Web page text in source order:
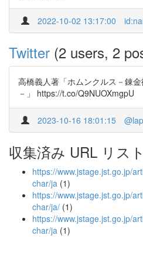
2022-10-02 13:17:00
Twitter (2 users, 2
高橋義人著「ホムンクルス－錬
－」 https://t.co/Q9NUOXmgpU
2023-10-16 18:01:15
収集済み URL リスト
https://www.jstage.jst.go.jp/
char/ja (1)
https://www.jstage.jst.go.jp/
char/ja/ (1)
https://www.jstage.jst.go.jp/
char/ja (1)